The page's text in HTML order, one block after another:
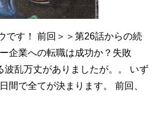
です！ 前回＞＞第26話からの続
企業への転職は成功か？失敗
波乱万丈がありましたが。。 いず
間で全てが決まります。 前回、